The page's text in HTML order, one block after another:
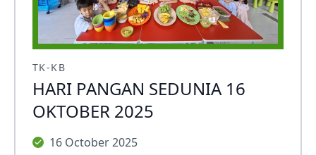
TK-KB
HARI PANGAN SEDUNIA 16
OKTOBER 2025
16 October 2025